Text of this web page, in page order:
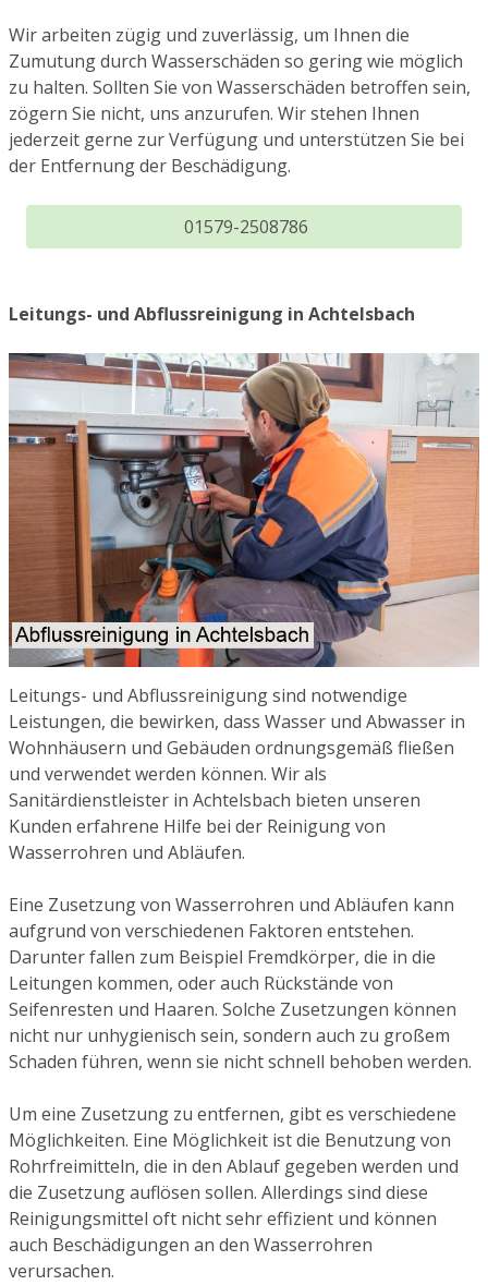
Wir arbeiten zügig und zuverlässig, um Ihnen die
Zumutung durch Wasserschäden so gering wie möglich
zu halten. Sollten Sie von Wasserschäden betroffen sein,
zögern Sie nicht, uns anzurufen. Wir stehen Ihnen
jederzeit gerne zur Verfügung und unterstützen Sie bei
der Entfernung der Beschädigung.
01579-2508786
Leitungs- und Abflussreinigung in Achtelsbach
Leitungs- und Abflussreinigung sind notwendige
Leistungen, die bewirken, dass Wasser und Abwasser in
Wohnhäusern und Gebäuden ordnungsgemäß fließen
und verwendet werden können. Wir als
Sanitärdienstleister in Achtelsbach bieten unseren
Kunden erfahrene Hilfe bei der Reinigung von
Wasserrohren und Abläufen.
Eine Zusetzung von Wasserrohren und Abläufen kann
aufgrund von verschiedenen Faktoren entstehen.
Darunter fallen zum Beispiel Fremdkörper, die in die
Leitungen kommen, oder auch Rückstände von
Seifenresten und Haaren. Solche Zusetzungen können
nicht nur unhygienisch sein, sondern auch zu großem
Schaden führen, wenn sie nicht schnell behoben werden.
Um eine Zusetzung zu entfernen, gibt es verschiedene
Möglichkeiten. Eine Möglichkeit ist die Benutzung von
Rohrfreimitteln, die in den Ablauf gegeben werden und
die Zusetzung auflösen sollen. Allerdings sind diese
Reinigungsmittel oft nicht sehr effizient und können
auch Beschädigungen an den Wasserrohren
verursachen.